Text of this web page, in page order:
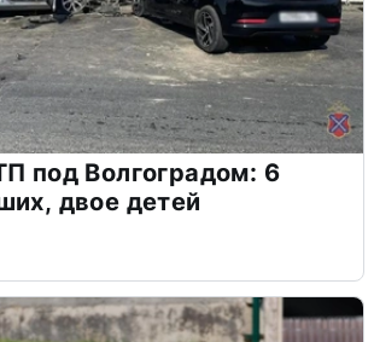
под Волгоградом: 6
двое детей